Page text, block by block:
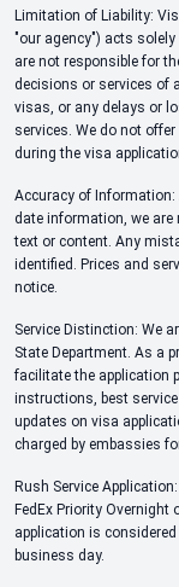
Limitation of Liability:
"our agency") acts
are not responsible for
decisions or services of
visas, or any delays or
services. We do not
during the visa
Accuracy of Information:
date information, we are
text or content. Any
identified. Prices and
notice.
Service Distinction: We
State Department. As a
facilitate the application
instructions, best
updates on visa
charged by embassies
Rush Service
FedEx Priority Overnight
application is
business day.